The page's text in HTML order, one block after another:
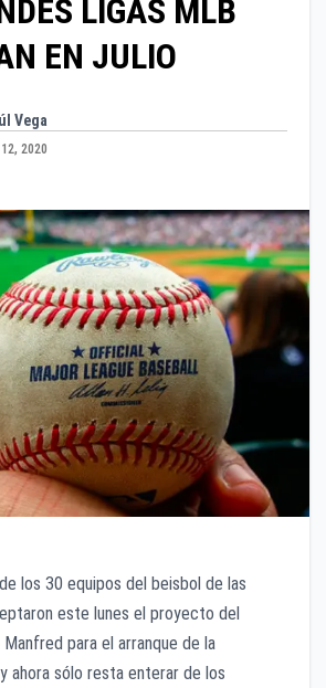
LIGAS MLB
EN JULIO
Vega
12, 2020
los 30 equipos del beisbol de las
este lunes el proyecto del
para el arranque de la
ahora sólo resta enterar de los